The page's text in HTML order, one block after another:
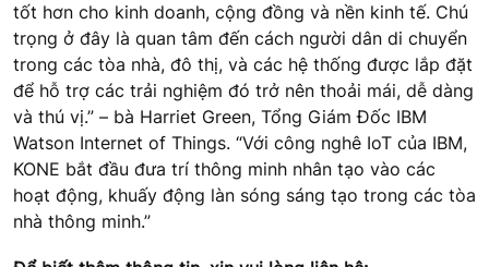
tốt hơn cho kinh doanh, cộng đồng và nền kinh tế. Chú
trọng ở đây là quan tâm đến cách người dân di chuyển
trong các tòa nhà, đô thị, và các hệ thống được lắp đặt
để hỗ trợ các trải nghiệm đó trở nên thoải mái, dễ dàng
và thú vị.” – bà Harriet Green, Tổng Giám Đốc IBM
Watson Internet of Things. “Với công nghê IoT của IBM,
KONE bắt đầu đưa trí thông minh nhân tạo vào các
hoạt động, khuấy động làn sóng sáng tạo trong các tòa
nhà thông minh.”